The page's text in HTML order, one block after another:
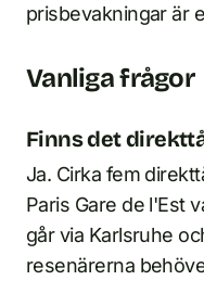
prisbevakningar är
Vanliga frågor
Finns det
Ja. Cirka fem
Paris Gare de l'Est
går via Karlsruhe
resenärerna